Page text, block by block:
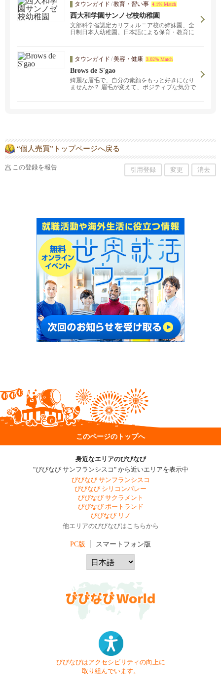
タウンガイド /教育・習い事 4.1% Match
西大和学園サンノゼ校幼稚園
文部科学省認定カリフォルニア校の姉妹園、全
日制日本人幼稚園。日本語による保育・教育に
タウンガイド /美容・健康 3.02% Match
Brows de S'gao
綺麗な眉毛で、自分の素顔をもっと好きになり
ませんか？ 眉毛が変えて、ポジティブな気分で
“個人売買”トップページへ戻る
この登録を報告 引用登録 変更 消去
このページのトップへ
身近なエリアのびびなび
"びびなび サンフランシスコ" から近いエリアを表示中
びびなび サンフランシスコ
びびなび シリコンバレー
びびなび サクラメント
びびなび ポートランド
びびなび リノ
他エリアのびびなびはこちらから
PC版 スマートフォン版
びびなびはアクセシビリティの向上に
取り組んでいます。